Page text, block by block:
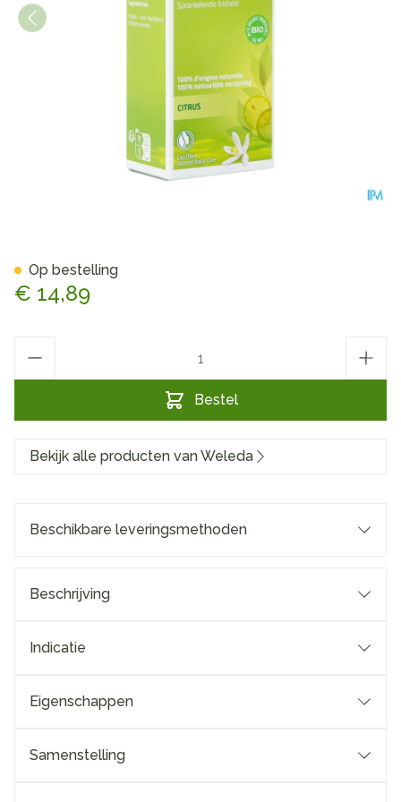
€ 14,89
Bestel
Op bestelling
Bekijk alle producten van Weleda
Beschikbare leveringsmethoden
Beschrijving
Indicatie
Eigenschappen
Samenstelling